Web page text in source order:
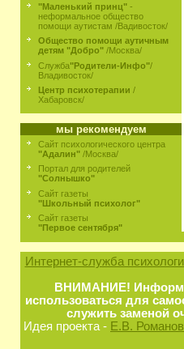
"Маленький принц" -
неформальное общество
помощи аутистам /Вадивосток/
Общество помощи аутичным
детям "Добро" /Москва/
Служба"Родители-Инфо"/
Владивосток/
Центр психотерапии /
Хабаровск/
мы рекомендуем
Сайт психологического центра
"Адалин" /Москва/
Портал для родителей
"Солнышко"
Сайт газеты
"Школьный психолог"
Сайт газеты
"Первое сентября"
Интернет-служба
ВНИМАНИЕ!
использоваться для
служить заменой
Идея проекта - Е.В.